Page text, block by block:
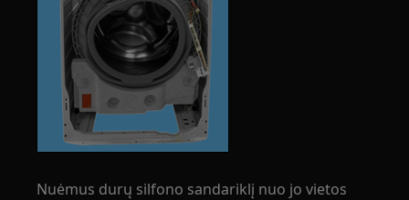
Nuėmus durų silfono sandariklį nuo jo vietos